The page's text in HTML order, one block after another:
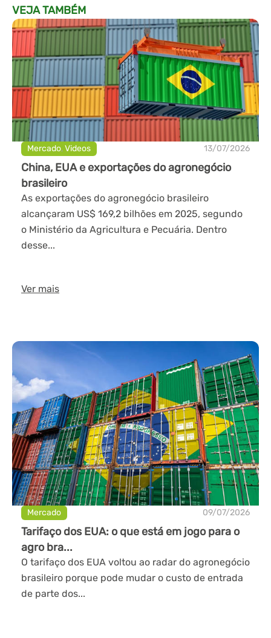
VEJA TAMBÉM
Mercado,Videos 13/07/2026
China, EUA e exportações do agronegócio
brasileiro
As exportações do agronegócio brasileiro
alcançaram US$ 169,2 bilhões em 2025, segundo
o Ministério da Agricultura e Pecuária. Dentro
desse...
Ver mais
Mercado 09/07/2026
Tarifaço dos EUA: o que está em jogo para o
agro bra...
O tarifaço dos EUA voltou ao radar do agronegócio
brasileiro porque pode mudar o custo de entrada
de parte dos...